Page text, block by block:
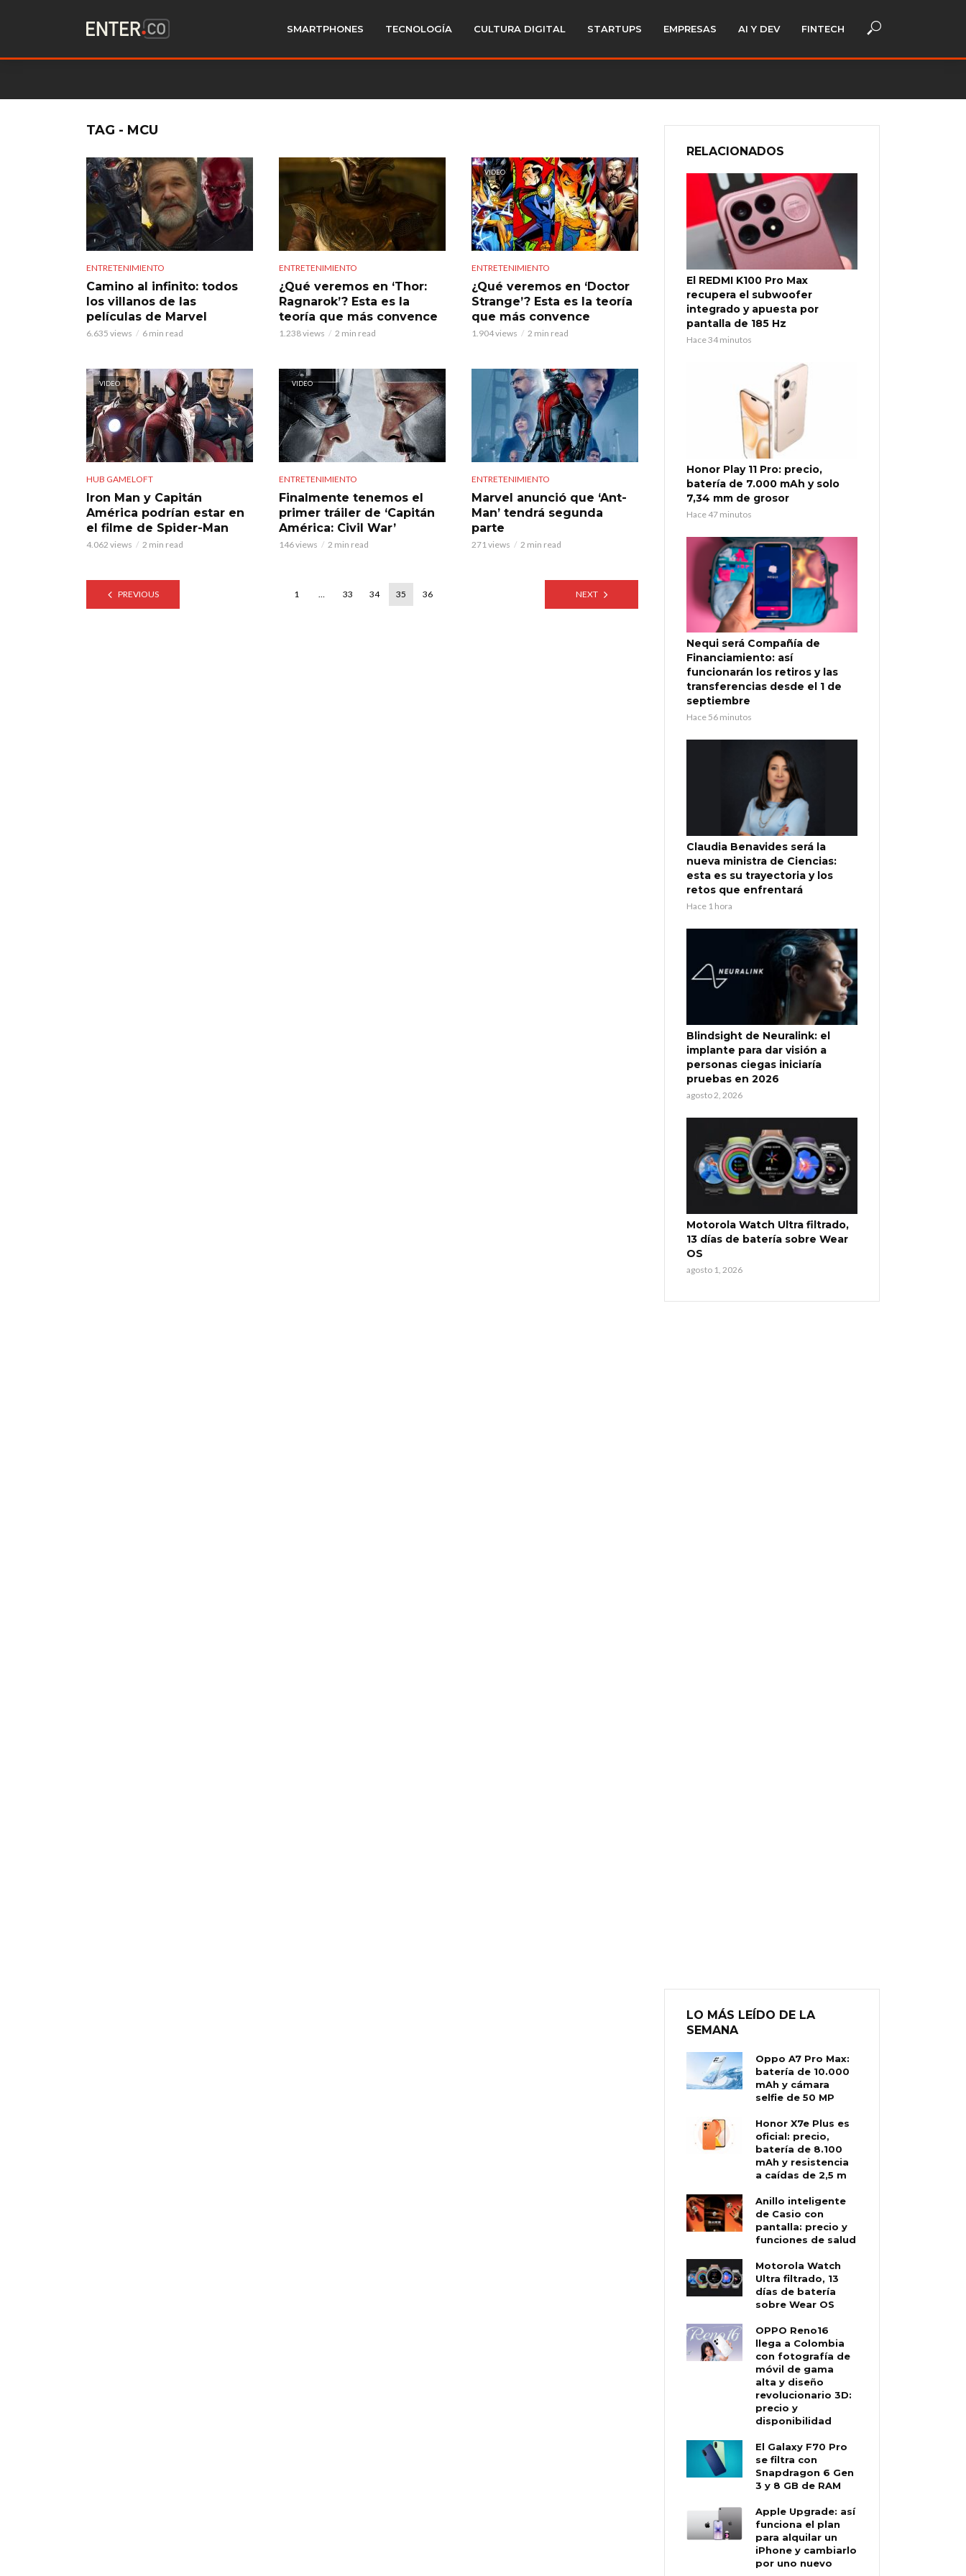
SMARTPHONES TECNOLOGÍA CULTURA DIGITAL STARTUPS EMPRESAS AI Y DEV FINTECH
TAG - MCU
ENTRETENIMIENTO
Camino al infinito: todos
los villanos de las
películas de Marvel
6.635 views 6 min read
ENTRETENIMIENTO
¿Qué veremos en ‘Thor:
Ragnarok’? Esta es la
teoría que más convence
1.238 views 2 min read
VIDEO
ENTRETENIMIENTO
¿Qué veremos en ‘Doctor
Strange’? Esta es la teoría
que más convence
1.904 views 2 min read
VIDEO
HUB GAMELOFT
Iron Man y Capitán
América podrían estar en
el filme de Spider-Man
4.062 views 2 min read
VIDEO
ENTRETENIMIENTO
Finalmente tenemos el
primer tráiler de ‘Capitán
América: Civil War’
146 views 2 min read
ENTRETENIMIENTO
Marvel anunció que ‘Ant-
Man’ tendrá segunda
parte
271 views 2 min read
PREVIOUS 1 … 33 34 35 36 NEXT
RELACIONADOS
El REDMI K100 Pro Max
recupera el subwoofer
integrado y apuesta por
pantalla de 185 Hz
Hace 34 minutos
Honor Play 11 Pro: precio,
batería de 7.000 mAh y solo
7,34 mm de grosor
Hace 47 minutos
Nequi será Compañía de
Financiamiento: así
funcionarán los retiros y las
transferencias desde el 1 de
septiembre
Hace 56 minutos
Claudia Benavides será la
nueva ministra de Ciencias:
esta es su trayectoria y los
retos que enfrentará
Hace 1 hora
Blindsight de Neuralink: el
implante para dar visión a
personas ciegas iniciaría
pruebas en 2026
agosto 2, 2026
Motorola Watch Ultra filtrado,
13 días de batería sobre Wear
OS
agosto 1, 2026
LO MÁS LEÍDO DE LA
SEMANA
Oppo A7 Pro Max:
batería de 10.000
mAh y cámara
selfie de 50 MP
Honor X7e Plus es
oficial: precio,
batería de 8.100
mAh y resistencia
a caídas de 2,5 m
Anillo inteligente
de Casio con
pantalla: precio y
funciones de salud
Motorola Watch
Ultra filtrado, 13
días de batería
sobre Wear OS
OPPO Reno16
llega a Colombia
con fotografía de
móvil de gama
alta y diseño
revolucionario 3D:
precio y
disponibilidad
El Galaxy F70 Pro
se filtra con
Snapdragon 6 Gen
3 y 8 GB de RAM
Apple Upgrade: así
funciona el plan
para alquilar un
iPhone y cambiarlo
por uno nuevo